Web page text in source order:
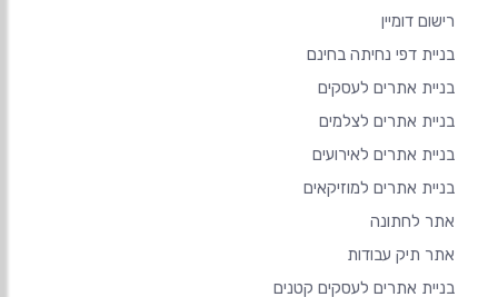
רישום דומיין
בניית דפי נחיתה בחינם
בניית אתרים לעסקים
בניית אתרים לצלמים
בניית אתרים לאירועים
בניית אתרים למוזיקאים
אתר לחתונה
אתר תיק עבודות
בניית אתרים לעסקים קטנים